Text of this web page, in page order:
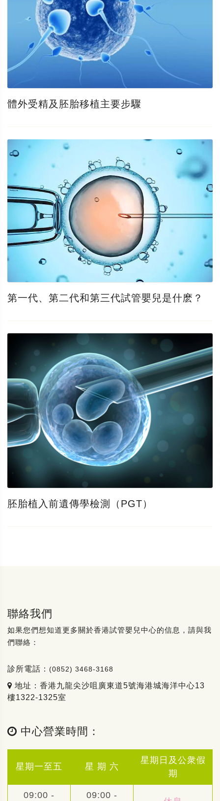
體外受精及胚胎移植主要步驟
第一代、第二代和第三代試管嬰兒是什麽？
胚胎植入前遺傳學檢測（PGT）
聯絡我們
如果您們想知道更多關於香港試管嬰兒中心的信息，請與我
們聯絡：
診所電話： (0852) 3468-3168
地址：香港九龍尖沙咀廣東道5號海港城海洋中心13
樓1322-1325室
中心營業時間：
星期一至五 星 期 六
星期日及公衆假
期
09:00 - 09:00 -